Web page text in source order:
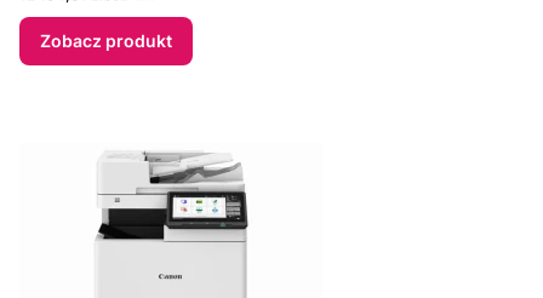
Zobacz produkt